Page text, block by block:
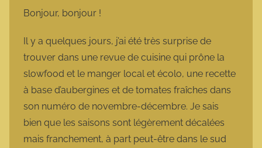
o
t
t
e
Bonjour, bonjour !
Il y a quelques jours, j’ai été très surprise de
trouver dans une revue de cuisine qui prône la
slowfood et le manger local et écolo, une recette
à base d’aubergines et de tomates fraîches dans
son numéro de novembre-décembre. Je sais
bien que les saisons sont légèrement décalées
mais franchement, à part peut-être dans le sud